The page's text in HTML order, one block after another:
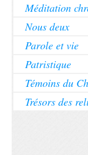
Méditation
Nous deux
Parole et vie
Patristique
Témoins du
Trésors des